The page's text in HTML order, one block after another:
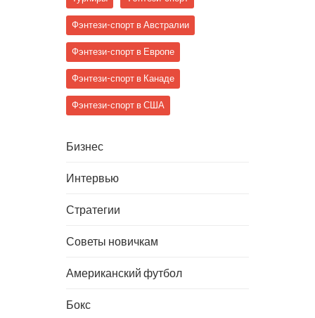
Фэнтези-спорт в Австралии
Фэнтези-спорт в Европе
Фэнтези-спорт в Канаде
Фэнтези-спорт в США
Бизнес
Интервью
Стратегии
Советы новичкам
Американский футбол
Бокс